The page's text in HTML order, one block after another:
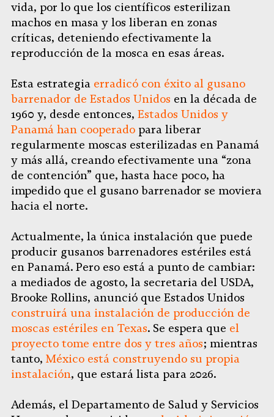
vida, por lo que los científicos esterilizan
machos en masa y los liberan en zonas
críticas, deteniendo efectivamente la
reproducción de la mosca en esas áreas.
Esta estrategia erradicó con éxito al gusano
barrenador de Estados Unidos en la década de
1960 y, desde entonces, Estados Unidos y
Panamá han cooperado para liberar
regularmente moscas esterilizadas en Panamá
y más allá, creando efectivamente una “zona
de contención” que, hasta hace poco, ha
impedido que el gusano barrenador se moviera
hacia el norte.
Actualmente, la única instalación que puede
producir gusanos barrenadores estériles está
en Panamá. Pero eso está a punto de cambiar:
a mediados de agosto, la secretaria del USDA,
Brooke Rollins, anunció que Estados Unidos
construirá una instalación de producción de
moscas estériles en Texas. Se espera que el
proyecto tome entre dos y tres años; mientras
tanto, México está construyendo su propia
instalación, que estará lista para 2026.
Además, el Departamento de Salud y Servicios